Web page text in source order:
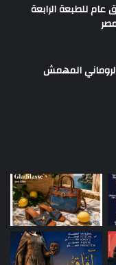
عام للطبعة الرابعة
المهمش